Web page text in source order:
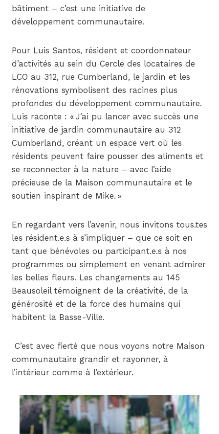
bâtiment – c’est une initiative de
développement communautaire.
Pour Luis Santos, résident et coordonnateur
d’activités au sein du Cercle des locataires de
LCO au 312, rue Cumberland, le jardin et les
rénovations symbolisent des racines plus
profondes du développement communautaire.
Luis raconte : « J’ai pu lancer avec succès une
initiative de jardin communautaire au 312
Cumberland, créant un espace vert où les
résidents peuvent faire pousser des aliments et
se reconnecter à la nature – avec l’aide
précieuse de la Maison communautaire et le
soutien inspirant de Mike. »
En regardant vers l’avenir, nous invitons tous.tes
les résident.e.s à s’impliquer – que ce soit en
tant que bénévoles ou participant.e.s à nos
programmes ou simplement en venant admirer
les belles fleurs. Les changements au 145
Beausoleil témoignent de la créativité, de la
générosité et de la force des humains qui
habitent la Basse-Ville.
C’est avec fierté que nous voyons notre Maison
communautaire grandir et rayonner, à
l’intérieur comme à l’extérieur.